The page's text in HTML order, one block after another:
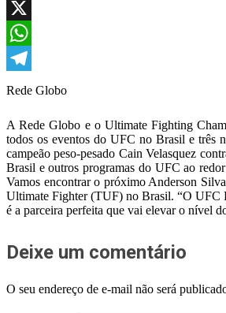
Facebook
X
WhatsApp
Telegram
Rede Globo
A Rede Globo e o Ultimate Fighting
todos os eventos do UFC no Brasil e três
campeão peso-pesado Cain Velasquez
Brasil e outros programas do UFC ao
Vamos encontrar o próximo Anderson
Ultimate Fighter (TUF) no Brasil. “O UFC
é a parceira perfeita que vai elevar o nível
Deixe um comentário
O seu endereço de e-mail não será